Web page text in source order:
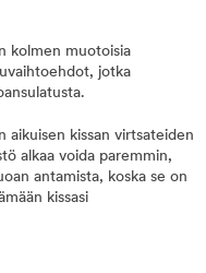
kolmen muotoisia
jotka
aikuisen kissan virtsateiden
alkaa voida paremmin,
antamista, koska se on
kissasi